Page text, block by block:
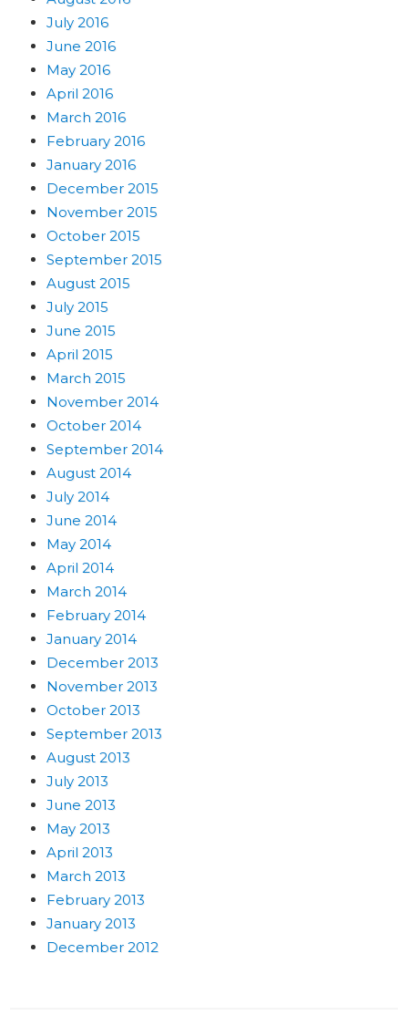
July 2016
June 2016
May 2016
April 2016
March 2016
February 2016
January 2016
December 2015
November 2015
October 2015
September 2015
August 2015
July 2015
June 2015
April 2015
March 2015
November 2014
October 2014
September 2014
August 2014
July 2014
June 2014
May 2014
April 2014
March 2014
February 2014
January 2014
December 2013
November 2013
October 2013
September 2013
August 2013
July 2013
June 2013
May 2013
April 2013
March 2013
February 2013
January 2013
December 2012